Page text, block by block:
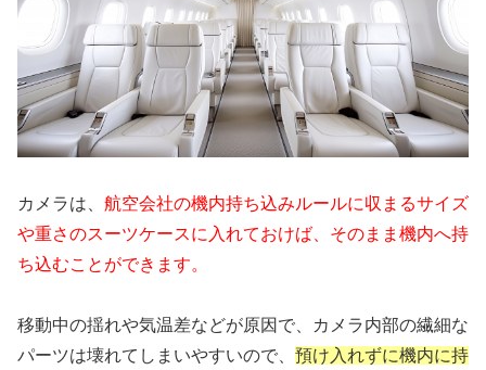
カメラは、 航空会社の機内持ち込みルールに収まるサイズ
や重さのスーツケースに入れておけば、そのまま機内へ持
ち込むことができます。
移動中の揺れや気温差などが原因で、カメラ内部の繊細な
パーツは壊れてしまいやすいので、 預け入れずに機内に持